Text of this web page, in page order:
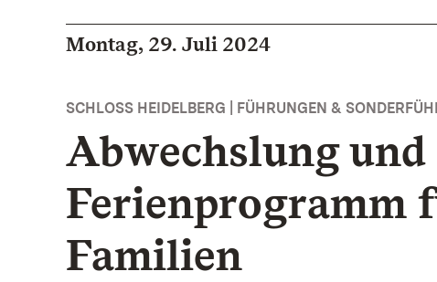
Montag, 29. Juli 2024
SCHLOSS HEIDELBERG | FÜHRUNGEN &
Abwechslung und
Ferienprogramm
Familien